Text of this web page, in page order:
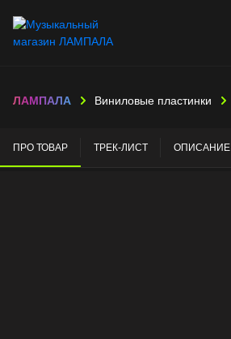
ЛАМПАЛА Виниловые пластинки
ПРО ТОВАР ТРЕК-ЛИСТ ОПИСАНИЕ